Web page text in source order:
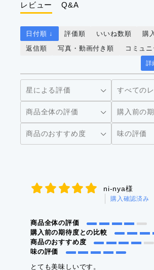
レビュー Q&A
詳
日付順 ↓ 評価順 いいね数順
購
返信順
写真・動画付き順 コミュ
ni-nya様
購入確認済み
商品全体の評価
購入前の期待度との比較
商品のおすすめ度
味の評価
とても美味しいです。